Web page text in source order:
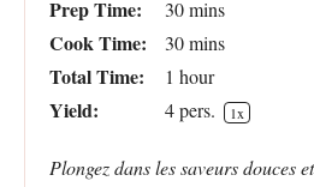
Prep Time: 30 mins
Cook Time: 30 mins
Total Time: 1 hour
Yield: 4pers. 1x
Plongez dans les saveurs douces